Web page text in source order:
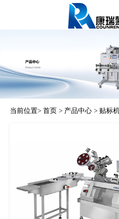
当前位置> 首页 > 产品中心 > 贴标